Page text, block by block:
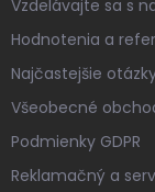
Vzdelávajte sa s
Hodnotenia a
Najčastejšie
Všeobecné
Podmienky GDPR
Reklamačný a